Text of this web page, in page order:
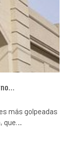
más golpeadas
que…